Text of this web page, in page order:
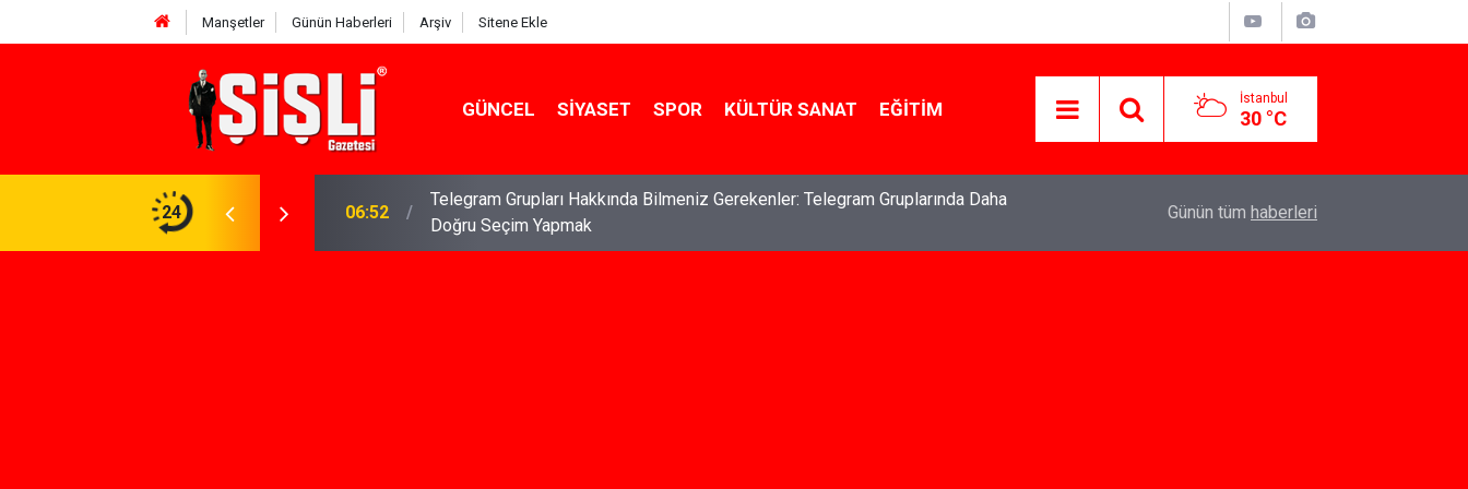
Manşetler Günün Haberleri Arşiv Sitene Ekle
GÜNCEL SIYASET SPOR KÜLTÜR SANAT EĞITIM İstanbul
30 °C
24
Gerekenler: Telegram Gruplarında Daha
04:43 İş Davaları: Haklarınızı Bilmek ve Koruma Altına Almak Özlem Drahyalı Kimdir, Nereli ve Kaç
Günün tüm haberleri